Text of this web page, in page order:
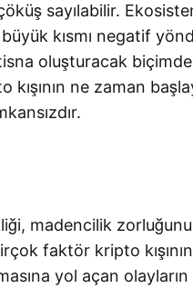
çöküş sayılabilir.
kısmı negatif
oluşturacak
kışının ne zaman
madencilik
faktör kripto kışının
yol açan olayların